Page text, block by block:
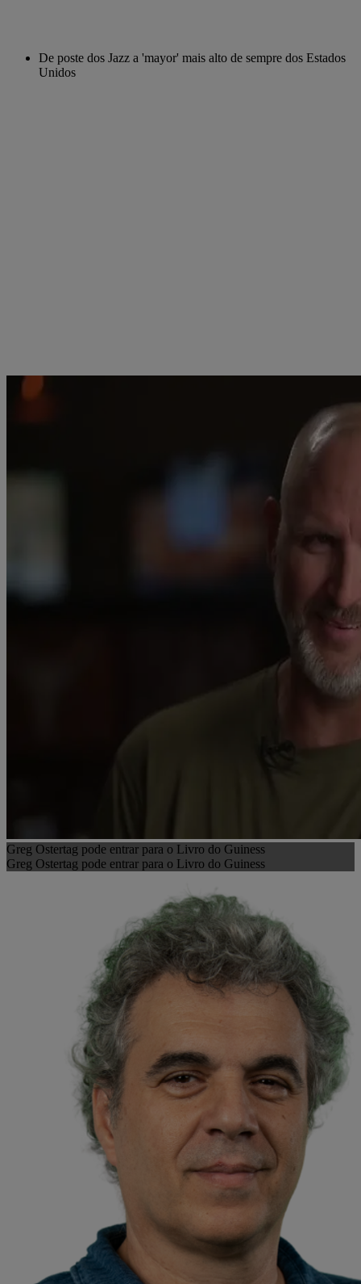
De poste dos Jazz a 'mayor' mais alto de sempre dos Estados
Unidos
Greg Ostertag pode entrar para o Livro do Guiness
Greg Ostertag pode entrar para o Livro do Guiness